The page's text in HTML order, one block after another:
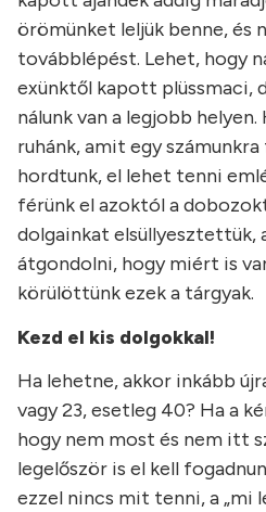
örömünket leljük benne, és
továbblépést. Lehet, hogy
exünktől kapott plüssmaci,
nálunk van a legjobb helyen.
ruhánk, amit egy
hordtunk, el lehet tenni
férünk el azoktól a
dolgainkat elsüllyesztettük,
átgondolni, hogy miért is
körülöttünk ezek a tárgyak.
Kezd el kis dolgokkal!
Ha lehetne, akkor inkább
vagy 23, esetleg 40? Ha a
hogy nem most és nem itt
legelőször is el kell
ezzel nincs mit tenni, a „mi